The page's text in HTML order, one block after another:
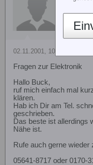
02.11.2001, 10:11
Fragen zur Elektronik
Hallo Buck,
ruf mich einfach mal
klären.
Hab ich Dir am Tel.
geschrieben.
Das beste ist allerdings
Nähe ist.
Rufe auch gerne wieder
05641-8717 oder 0170-